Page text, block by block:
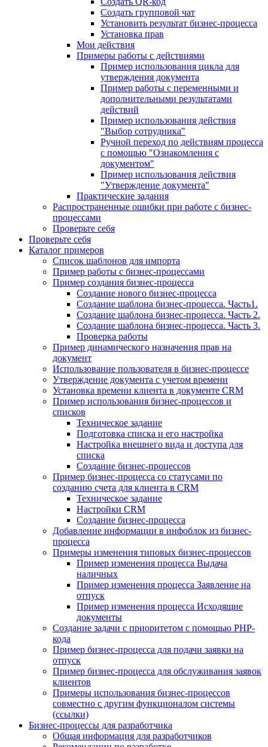
Создать групповой чат
Установить результат бизнес-процесса
Установка прав
Мои действия
Примеры работы с действиями
Пример использования цикла для
утверждения документа
Пример работы с переменными и
дополнительными результатами
действий
Пример использования действия
"Выбор сотрудника"
Ручной переход по действиям процесса
с помощью "Ознакомления с
документом"
Пример использования действия
"Утверждение документа"
Практические задания
Распространенные ошибки при работе с бизнес-
процессами
Проверьте себя
Проверьте себя
Каталог примеров
Список шаблонов для импорта
Пример работы с бизнес-процессами
Пример создания бизнес-процесса
Создание нового бизнес-процесса
Создание шаблона бизнес-процесса. Часть1.
Создание шаблона бизнес-процесса. Часть 2.
Создание шаблона бизнес-процесса. Часть 3.
Проверка работы
Пример динамического назначения прав на
документ
Использование пользователя в бизнес-процессе
Утверждение документа с учетом времени
Установка времени клиента в документе CRM
Пример использования бизнес-процессов и
списков
Техническое задание
Подготовка списка и его настройка
Настройка внешнего вида и доступа для
списка
Создание бизнес-процессов
Пример бизнес-процесса со статусами по
созданию счета для клиента в CRM
Техническое задание
Настройки CRM
Создание бизнес-процесса
Добавление информации в инфоблок из бизнес-
процесса
Примеры изменения типовых бизнес-процессов
Пример изменения процесса Выдача
наличных
Пример изменения процесса Заявление на
отпуск
Пример изменения процесса Исходящие
документы
Создание задачи с приоритетом с помощью PHP-
кода
Пример бизнес-процесса для подачи заявки на
отпуск
Пример бизнес-процесса для обслуживания заявок
клиентов
Примеры использования бизнес-процессов
совместно с другим функционалом системы
(ссылки)
Бизнес-процессы для разработчика
Общая информация для разработчиков